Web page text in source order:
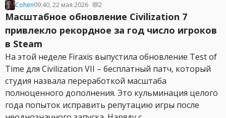
Cohen09:40, 22 мая 2026 2
Масштабное обновление Civilization 7
привлекло рекордное за год число игроков
в Steam
На этой неделе Firaxis выпустила обновление Test of
Time для Civilization VII – бесплатный патч, который
студия назвала переработкой масштаба
полноценного дополнения. Это кульминация целого
года попыток исправить репутацию игры после